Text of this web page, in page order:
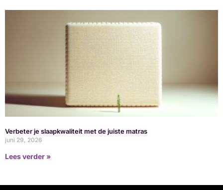
Verbeter je slaapkwaliteit met de juiste matras
juni 29, 2026
Lees verder »